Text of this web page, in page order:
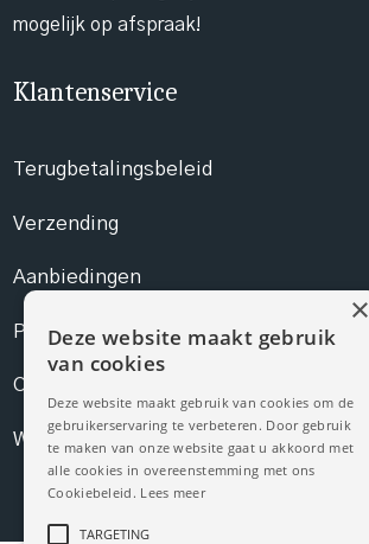
mogelijk op afspraak!
Klantenservice
Terugbetalingsbeleid
Verzending
Aanbiedingen
Prijslijst
Contact
Webshop
Deze website maakt gebruik
van cookies
Deze website maakt gebruik van cookies om de
gebruikerservaring te verbeteren. Door gebruik
te maken van onze website gaat u akkoord met
alle cookies in overeenstemming met ons
Cookiebeleid. Lees meer
TARGETING
×